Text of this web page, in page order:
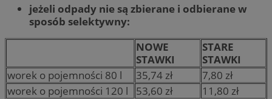
jeżeli odpady nie są zbierane i odbierane w
sposób selektywny:
NOWE
STAWKI
STARE
STAWKI
worek o pojemności 80 l
35,74 zł
7,80 zł
worek o pojemności 120 l
53,60 zł
11,80 zł